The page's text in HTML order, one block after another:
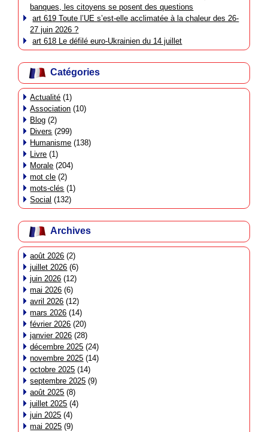
banques, les citoyens se posent des questions
art 619 Toute l’UE s’est-elle acclimatée à la chaleur des 26-
27 juin 2026 ?
art 618 Le défilé euro-Ukrainien du 14 juillet
Catégories
Actualité (1)
Association (10)
Blog (2)
Divers (299)
Humanisme (138)
Livre (1)
Morale (204)
mot cle (2)
mots-clés (1)
Social (132)
Archives
août 2026 (2)
juillet 2026 (6)
juin 2026 (12)
mai 2026 (6)
avril 2026 (12)
mars 2026 (14)
février 2026 (20)
janvier 2026 (28)
décembre 2025 (24)
novembre 2025 (14)
octobre 2025 (14)
septembre 2025 (9)
août 2025 (8)
juillet 2025 (4)
juin 2025 (4)
mai 2025 (9)